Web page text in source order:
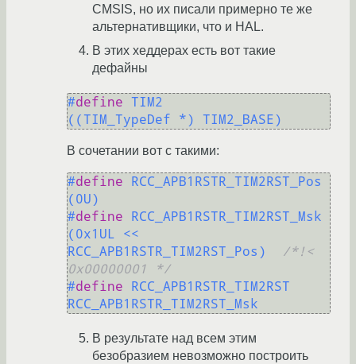
CMSIS, но их писали примерно те же
альтернативщики, что и HAL.
В этих хеддерах есть вот такие
дефайны
#define TIM2
((TIM_TypeDef *) TIM2_BASE)
В сочетании вот с такими:
#define RCC_APB1RSTR_TIM2RST_Pos
(0U)
#define RCC_APB1RSTR_TIM2RST_Msk
(0x1UL <<
RCC_APB1RSTR_TIM2RST_Pos)
/*!<
0x00000001 */
#define RCC_APB1RSTR_TIM2RST
RCC_APB1RSTR_TIM2RST_Msk
В результате над всем этим
безобразием невозможно построить